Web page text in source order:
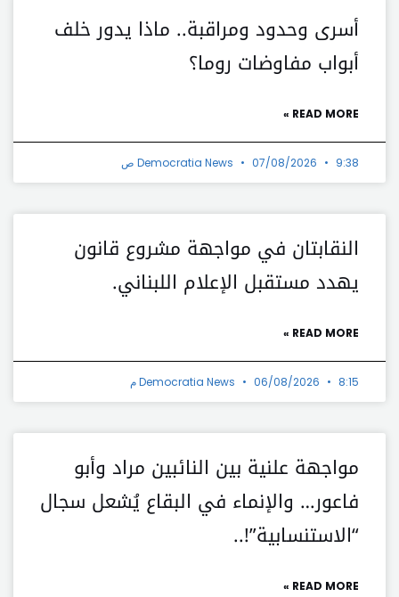
أسرى وحدود ومراقبة.. ماذا يدور خلف
أبواب مفاوضات روما؟
READ MORE »
Democratia News 07/08/2026 9:38 ص
النقابتان في مواجهة مشروع قانون
يهدد مستقبل الإعلام اللبناني.
READ MORE »
Democratia News 06/08/2026 8:15 م
مواجهة علنية بين النائبين مراد وأبو
فاعور… والإنماء في البقاع يُشعل سجال
“الاستنسابية”!..
READ MORE »